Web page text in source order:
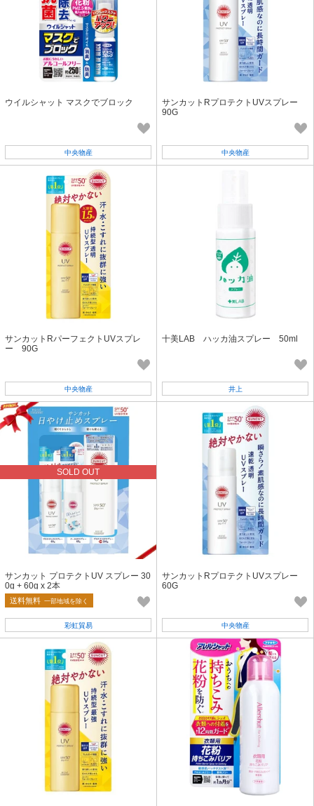
ウイルシャット マスクでブロック
中央物産
サンカットRプロテクトUVスプレー
90G
中央物産
サンカットRパーフェクトUVスプレ
ー 90G
中央物産
十美LAB ハッカ油スプレー 50ml
井上
SOLD OUT
サンカット プロテクトUV スプレー 30
0g + 60g x 2本
送料無料 一部地域を除く
彩虹貿易
サンカットRプロテクトUVスプレー
60G
中央物産